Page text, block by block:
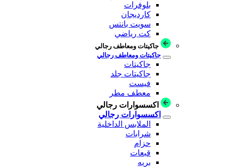
بلوفرات
كارديجان
سويت بانتس
كت رياضي
جاكيتات ومعاطف رجالي
جاكيتات ومعاطف رجالي
جاكيتات
جاكيتات جلد
فيست
معطف مطر
اكسسوارات رجالي
اكسسوارات رجالي
الملابس الداخلية
شرابات
حزام
قبعات
بريه